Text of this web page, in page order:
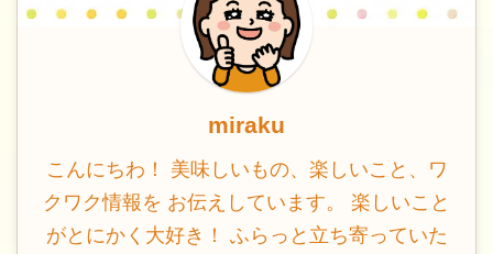
miraku
こんにちわ！ 美味しいもの、楽しいこと、ワ
クワク情報を お伝えしています。 楽しいこと
がとにかく大好き！ ふらっと立ち寄っていた